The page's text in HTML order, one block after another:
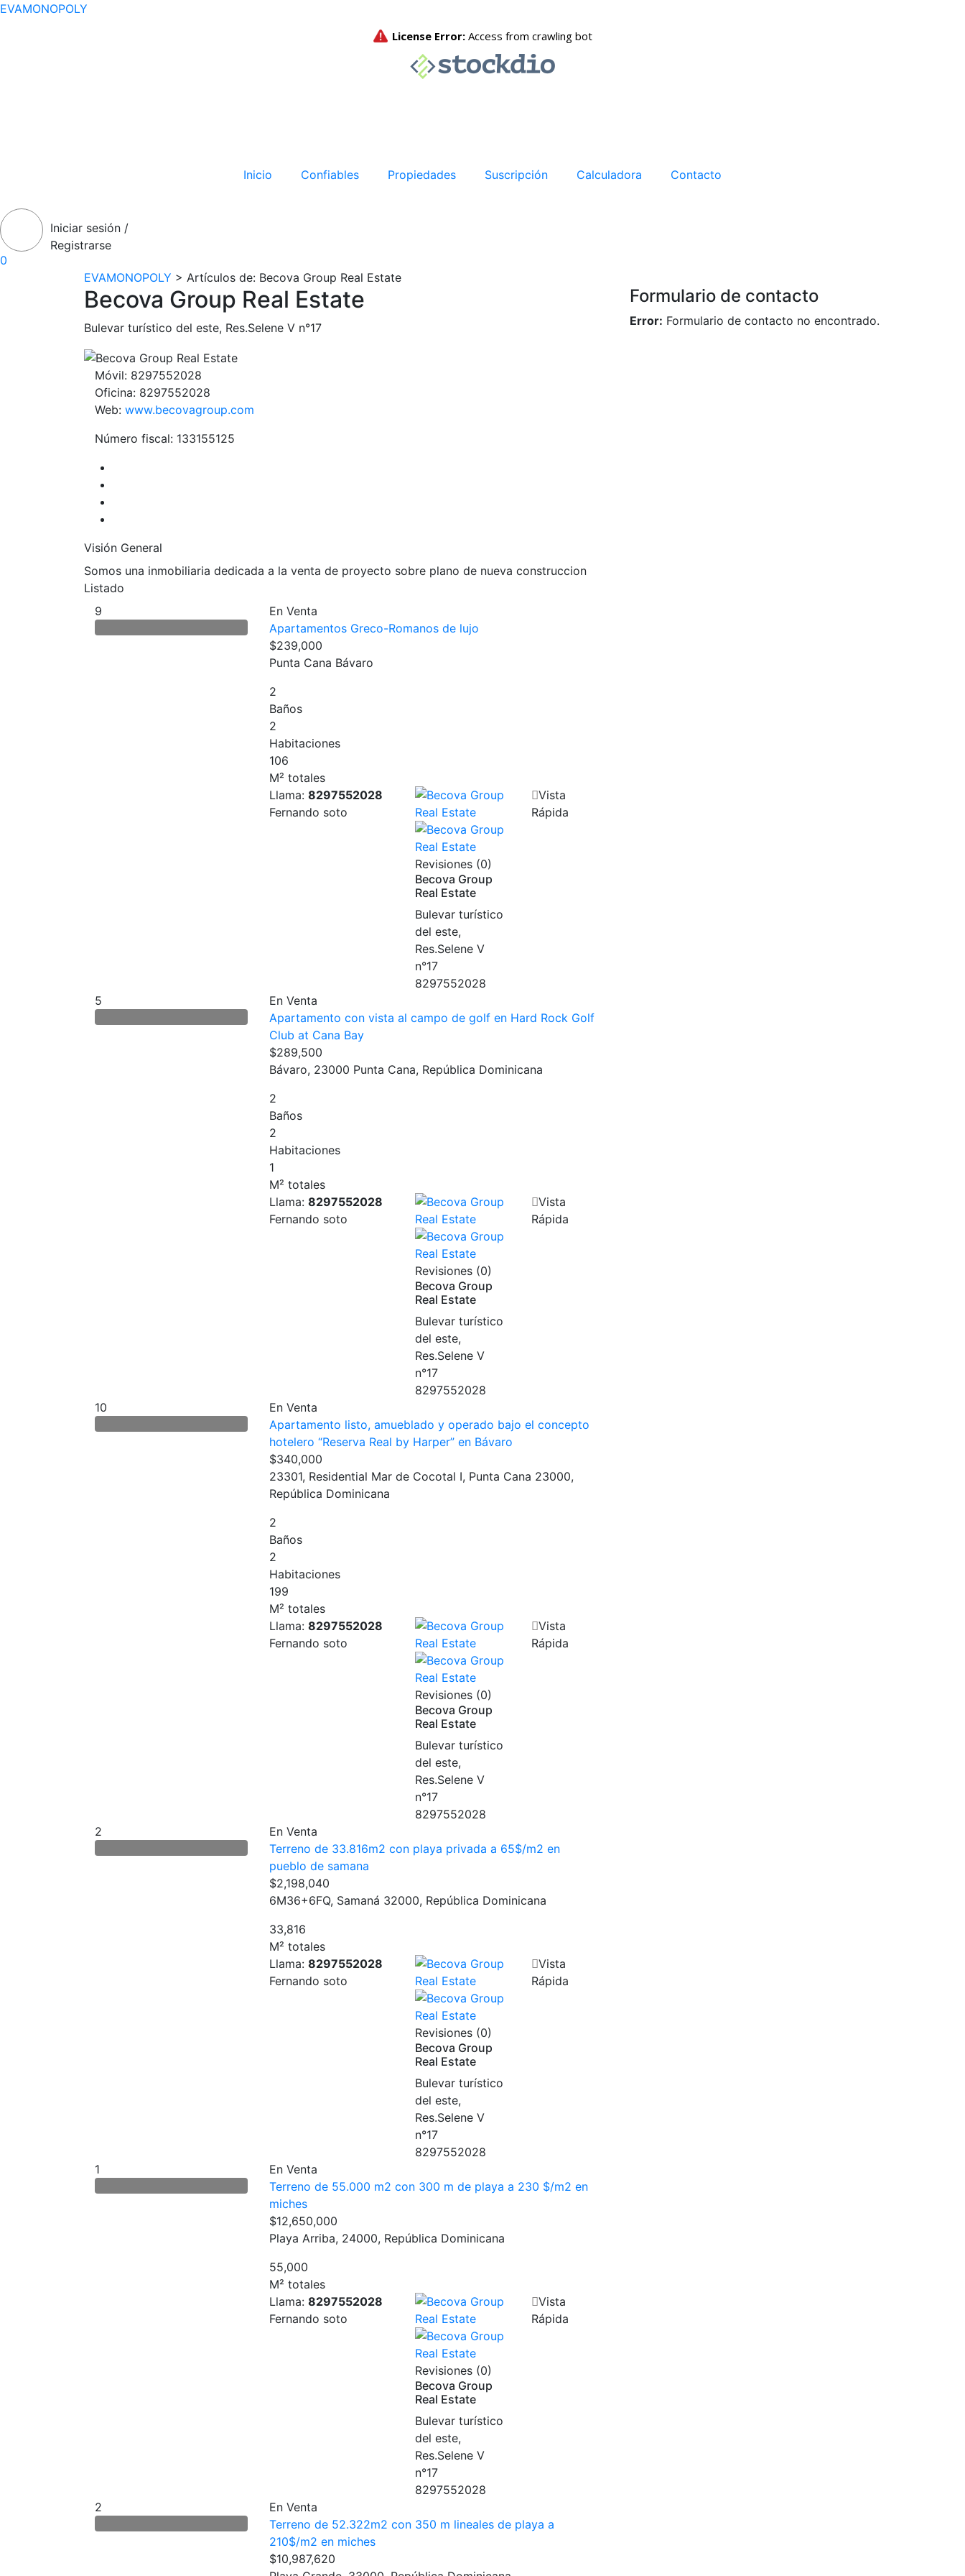
EVAMONOPOLY
Inicio Confiables Propiedades Suscripción Calculadora
Contacto
Iniciar sesión /
Registrarse
0
EVAMONOPOLY > Artículos de: Becova Group Real Estate
Becova Group Real Estate
Bulevar turístico del este, Res.Selene V n°17
Móvil: 8297552028
Oficina: 8297552028
Web: www.becovagroup.com
Número fiscal: 133155125
Visión General
Somos una inmobiliaria dedicada a la venta de proyecto sobre plano de nueva construccion
Listado
9
En Venta
Apartamentos Greco-Romanos de lujo
$239,000
Punta Cana Bávaro
2
Baños
2
Habitaciones
106
M² totales
Llama:8297552028
Fernando soto
Revisiones (0)
Becova Group
Real Estate
Bulevar turístico
del este,
Res.Selene V
n°17
8297552028
Vista
Rápida
5
En Venta
Apartamento con vista al campo de golf en Hard Rock Golf
Club at Cana Bay
$289,500
Bávaro, 23000 Punta Cana, República Dominicana
2
Baños
2
Habitaciones
1
M² totales
Llama:8297552028
Fernando soto
Revisiones (0)
Becova Group
Real Estate
Bulevar turístico
del este,
Res.Selene V
n°17
8297552028
Vista
Rápida
10
En Venta
Apartamento listo, amueblado y operado bajo el concepto
hotelero “Reserva Real by Harper” en Bávaro
$340,000
23301, Residential Mar de Cocotal I, Punta Cana 23000,
República Dominicana
2
Baños
2
Habitaciones
199
M² totales
Llama:8297552028
Fernando soto
Revisiones (0)
Becova Group
Real Estate
Bulevar turístico
del este,
Res.Selene V
n°17
8297552028
Vista
Rápida
2
En Venta
Terreno de 33.816m2 con playa privada a 65$/m2 en
pueblo de samana
$2,198,040
6M36+6FQ, Samaná 32000, República Dominicana
33,816
M² totales
Llama:8297552028
Fernando soto
Revisiones (0)
Becova Group
Real Estate
Bulevar turístico
del este,
Res.Selene V
n°17
8297552028
Vista
Rápida
1
En Venta
Terreno de 55.000 m2 con 300 m de playa a 230 $/m2 en
miches
$12,650,000
Playa Arriba, 24000, República Dominicana
55,000
M² totales
Llama:8297552028
Fernando soto
Revisiones (0)
Becova Group
Real Estate
Bulevar turístico
del este,
Res.Selene V
n°17
8297552028
Vista
Rápida
2
En Venta
Terreno de 52.322m2 con 350 m lineales de playa a
210$/m2 en miches
$10,987,620
Formulario de contacto
Error: Formulario de contacto no encontrado.